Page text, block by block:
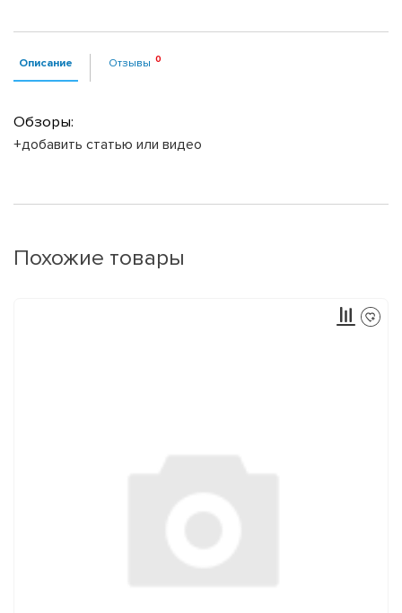
Описание Отзывы
Обзоры:
+добавить статью или видео
Похожие товары